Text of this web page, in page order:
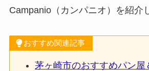
Campanio（カンパニオ）を紹介
おすすめ関連記事
茅ヶ崎市のおすすめパン屋